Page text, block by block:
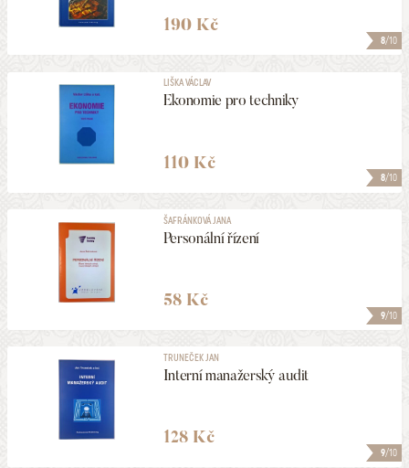
8/10
190 Kč
8/10
LIŠKA VÁCLAV
Ekonomie pro techniky
110 Kč
9/10
ŠAFRÁNKOVÁ JANA
Personální řízení
58 Kč
9/10
TRUNEČEK JAN
Interní manažerský audit
128 Kč